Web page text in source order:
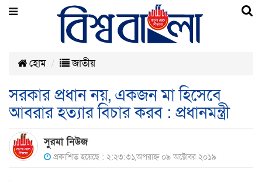
হোম জাতীয়
সরকার প্রধান নয়, একজন মা হিসেবে
আবরার হত্যার বিচার করব : প্রধানমন্ত্রী
সুরমা নিউজ
প্রকাশিত হয়েছে : ২:২৩:৩১,অপরাহ্ন ০৯ অক্টোবর ২০১৯